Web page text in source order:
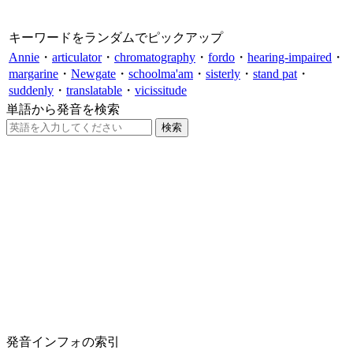
キーワードをランダムでピックアップ
Annie ・ articulator・ chromatography ・ fordo ・ hearing-impaired ・
margarine ・ Newgate ・ schoolma'am ・ sisterly ・ stand pat ・
suddenly ・ translatable ・ vicissitude
単語から発音を検索
発音インフォの索引